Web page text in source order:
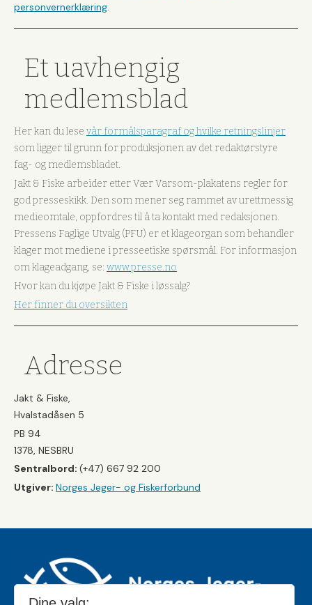
personvernerklæring.
Et uavhengig
medlemsblad
Her kan du lese vår formålsparagraf og hvilke retningslinjer
som ligger til grunn for produksjonen av det redaktørstyre
fag- og medlemsbladet.
Jakt & Fiske arbeider etter Vær Varsom-plakatens regler for
god presseskikk. Den som mener seg rammet av urettmessig
medieomtale, oppfordres til å ta kontakt med redaksjonen.
Pressens Faglige Utvalg (PFU) er et klageorgan som behandler
klager mot mediene i presseetiske spørsmål. For informasjon
om klageadgang, se: www.presse.no
Hvor kan du kjøpe Jakt & Fiske i løssalg?
Her finner du oversikten
Adresse
Jakt & Fiske,
Hvalstadåsen 5
PB 94
1378, NESBRU
Sentralbord: (+47) 667 92 200
Utgiver: Norges Jeger- og Fiskerforbund